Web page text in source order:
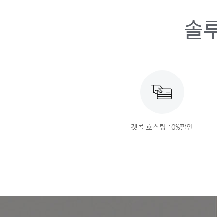
솔
겟몰 호스팅 10%할인